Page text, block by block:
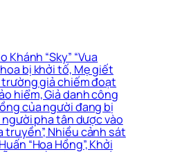
Khánh “Sky” “Vua
bị khởi tố, Mẹ giết
giả chiếm đoạt
hiểm, Giả danh công
của người đang bị
pha tân dược vào
truyền”, Nhiều cảnh sát
“Hoa Hồng”, Khởi